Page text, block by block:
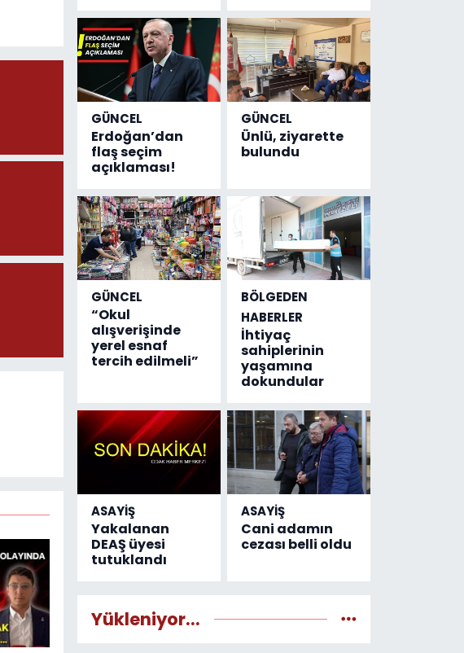
GÜNCEL
Erdoğan’dan
flaş seçim
açıklaması!
GÜNCEL
Ünlü, ziyarette
bulundu
GÜNCEL
“Okul
alışverişinde
yerel esnaf
tercih edilmeli”
BÖLGEDEN
HABERLER
İhtiyaç
sahiplerinin
yaşamına
dokundular
ASAYİŞ
Yakalanan
DEAŞ üyesi
tutuklandı
ASAYİŞ
Cani adamın
cezası belli oldu
Yükleniyor...